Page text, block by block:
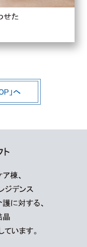
せた
」へ
棟、
ジデンス
に対する、
晶
ています。